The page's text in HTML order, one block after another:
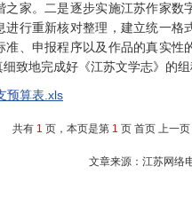
之家。二是逐步实施江苏作家数
进行重新核对整理，建立统一格
准、申报程序以及作品的真实性
致地完成好《江苏文学志》的组
预算表.xls
共有 1 页，本页是第 1 页 首页 上一页
文章来源：江苏网络